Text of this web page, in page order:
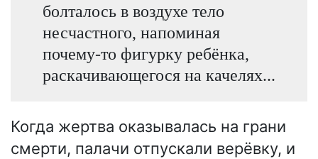
болталось в воздухе тело
несчастного, напоминая
почему-то фигурку ребёнка,
раскачивающегося на качелях...
Когда жертва оказывалась на грани
смерти, палачи отпускали верёвку, и